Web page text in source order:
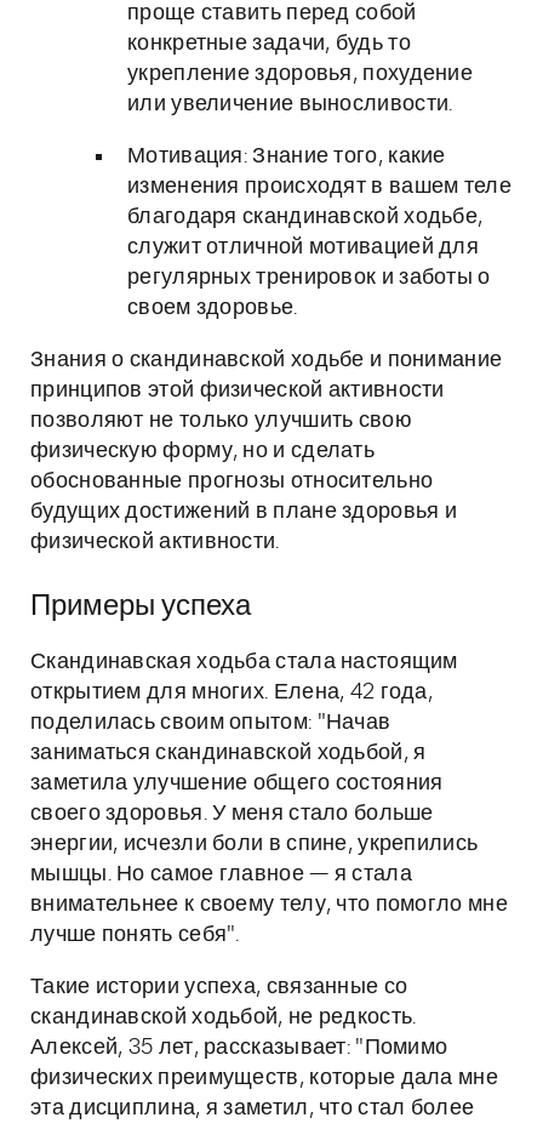
проще ставить перед собой
конкретные задачи, будь то
укрепление здоровья, похудение
или увеличение выносливости.
Мотивация: Знание того, какие
изменения происходят в вашем теле
благодаря скандинавской ходьбе,
служит отличной мотивацией для
регулярных тренировок и заботы о
своем здоровье.
Знания о скандинавской ходьбе и понимание
принципов этой физической активности
позволяют не только улучшить свою
физическую форму, но и сделать
обоснованные прогнозы относительно
будущих достижений в плане здоровья и
физической активности.
Примеры успеха
Скандинавская ходьба стала настоящим
открытием для многих. Елена, 42 года,
поделилась своим опытом: "Начав
заниматься скандинавской ходьбой, я
заметила улучшение общего состояния
своего здоровья. У меня стало больше
энергии, исчезли боли в спине, укрепились
мышцы. Но самое главное — я стала
внимательнее к своему телу, что помогло мне
лучше понять себя".
Такие истории успеха, связанные со
скандинавской ходьбой, не редкость.
Алексей, 35 лет, рассказывает: "Помимо
физических преимуществ, которые дала мне
эта дисциплина, я заметил, что стал более